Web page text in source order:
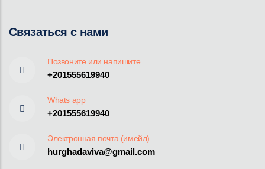
Связаться с нами
Позвоните или напишите
+201555619940
Whats app
+201555619940
Электронная почта (имейл)
hurghadaviva@gmail.com